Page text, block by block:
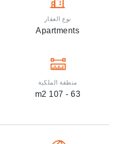
نوع العقار
Apartments
منطقة الملكية
63 - 107